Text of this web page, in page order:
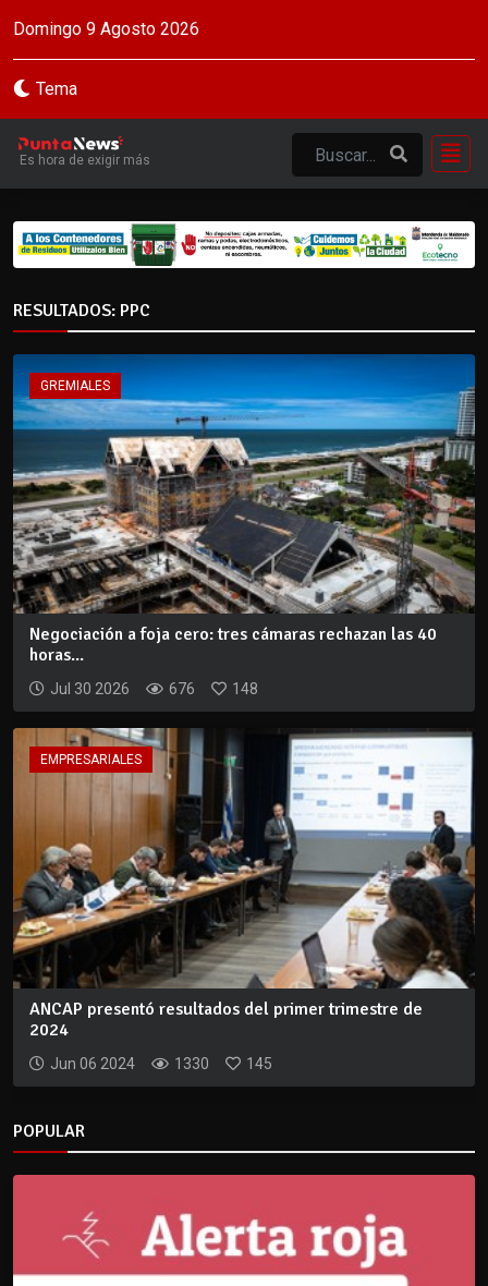
Domingo 9 Agosto 2026
Tema
Es hora de exigir más
RESULTADOS: PPC
GREMIALES
Negociación a foja cero: tres cámaras rechazan las 40
horas...
Jul 30 2026 676 148
EMPRESARIALES
ANCAP presentó resultados del primer trimestre de
2024
Jun 06 2024 1330 145
POPULAR